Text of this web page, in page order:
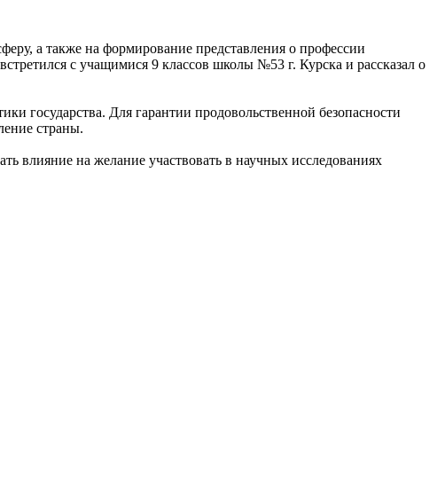
а также на формирование представления о профессии
с учащимися 9 классов школы №53 г. Курска и рассказал о
государства. Для гарантии продовольственной безопасности
страны.
влияние на желание участвовать в научных исследованиях